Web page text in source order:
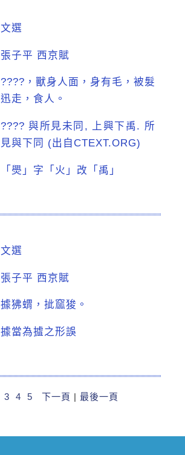
文選
張子平 西京賦
????，獸身人面，身有毛，被髮
迅走，食人。
???? 與所見未同, 上興下禹. 所
見與下同 (出自CTEXT.ORG)
「爂」字「火」改「禹」
文選
張子平 西京賦
據狒蝟，㧗窳狻。
據當為摣之形誤
3 4 5 下一頁 | 最後一頁